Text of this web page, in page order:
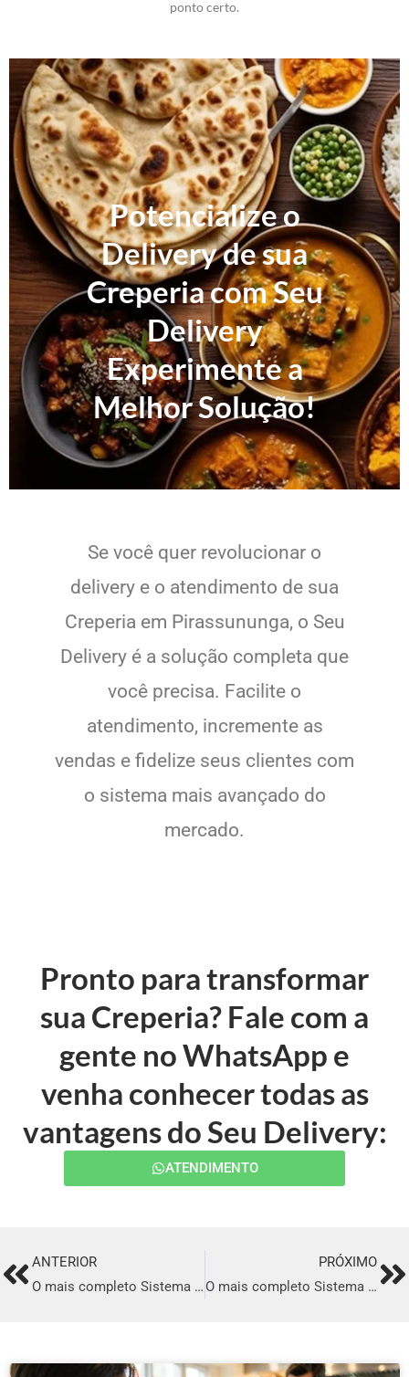
ponto certo.
Potencialize o
Delivery de sua
Creperia com Seu
Delivery
Experimente a
Melhor Solução!
Se você quer revolucionar o
delivery e o atendimento de sua
Creperia em Pirassununga, o Seu
Delivery é a solução completa que
você precisa. Facilite o
atendimento, incremente as
vendas e fidelize seus clientes com
o sistema mais avançado do
mercado.
Pronto para transformar
sua Creperia? Fale com a
gente no WhatsApp e
venha conhecer todas as
vantagens do Seu Delivery:
ATENDIMENTO
PrevANTERIOR
O mais completo Sistema para Delivery de Creperia em Ouro Preto
PRÓXIMO
O mais completo Sistema para Delivery de Creperia em Moju